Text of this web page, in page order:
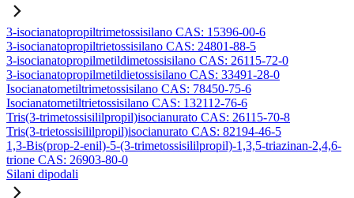
3-isocianatopropiltrimetossisilano CAS: 15396-00-6
3-isocianatopropiltrietossisilano CAS: 24801-88-5
3-isocianatopropilmetildimetossisilano CAS: 26115-72-0
3-isocianatopropilmetildietossisilano CAS: 33491-28-0
Isocianatometiltrimetossisilano CAS: 78450-75-6
Isocianatometiltrietossisilano CAS: 132112-76-6
Tris(3-trimetossisililpropil)isocianurato CAS: 26115-70-8
Tris(3-trietossisililpropil)isocianurato CAS: 82194-46-5
1,3-Bis(prop-2-enil)-5-(3-trimetossisililpropil)-1,3,5-triazinan-2,4,6-
trione CAS: 26903-80-0
Silani dipodali